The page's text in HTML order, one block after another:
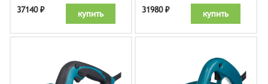
37140 ₽ купить 31980 ₽ купить